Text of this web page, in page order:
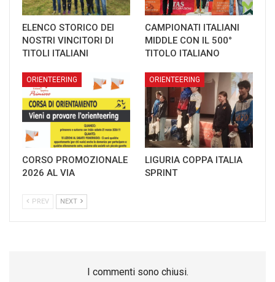
ELENCO STORICO DEI
NOSTRI VINCITORI DI
TITOLI ITALIANI
CAMPIONATI ITALIANI
MIDDLE CON IL 500°
TITOLO ITALIANO
ORIENTEERING
CORSO PROMOZIONALE
2026 AL VIA
ORIENTEERING
LIGURIA COPPA ITALIA
SPRINT
PREV NEXT
I commenti sono chiusi.